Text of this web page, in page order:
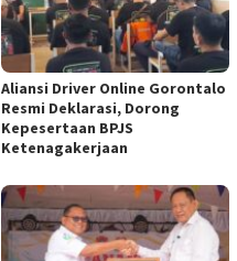
Aliansi Driver Online Gorontalo
Resmi Deklarasi, Dorong
Kepesertaan BPJS
Ketenagakerjaan